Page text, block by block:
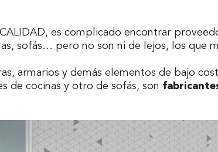
es complicado encontrar
sofás… pero no son ni de lejos, los que
armarios y demás elementos de bajo
de cocinas y otro de sofás, son